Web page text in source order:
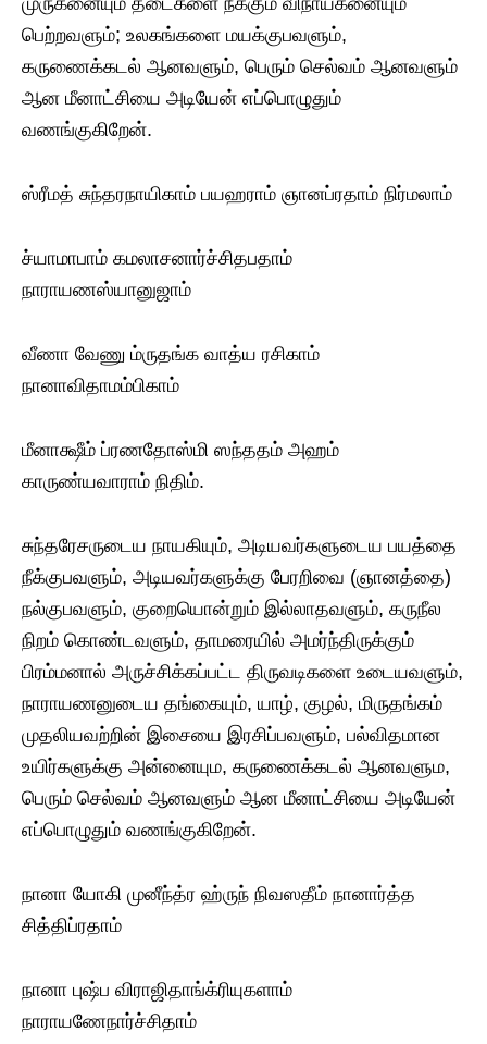
பெற்றவளும்; உலகங்களை மயக்குபவளும்,
கருணைக்கடல் ஆனவளும், பெரும் செல்வம் ஆனவளும்
ஆன மீனாட்சியை அடியேன் எப்பொழுதும்
வணங்குகிறேன்.
ஸ்ரீமத் சுந்தரநாயிகாம் பயஹராம் ஞானப்ரதாம் நிர்மலாம்
ச்யாமாபாம் கமலாசனார்ச்சிதபதாம்
நாராயணஸ்யானுஜாம்
வீணா வேணு ம்ருதங்க வாத்ய ரசிகாம்
நானாவிதாமம்பிகாம்
மீனாக்ஷீம் ப்ரணதோஸ்மி ஸந்ததம் அஹம்
காருண்யவாராம் நிதிம்.
சுந்தரேசருடைய நாயகியும், அடியவர்களுடைய பயத்தை
நீக்குபவளும், அடியவர்களுக்கு பேரறிவை (ஞானத்தை)
நல்குபவளும், குறையொன்றும் இல்லாதவளும், கருநீல
நிறம் கொண்டவளும், தாமரையில் அமர்ந்திருக்கும்
பிரம்மனால் அருச்சிக்கப்பட்ட திருவடிகளை உடையவளும்,
நாராயணனுடைய தங்கையும், யாழ், குழல், மிருதங்கம்
முதலியவற்றின் இசையை இரசிப்பவளும், பல்விதமான
உயிர்களுக்கு அன்னையும, கருணைக்கடல் ஆனவளும,
பெரும் செல்வம் ஆனவளும் ஆன மீனாட்சியை அடியேன்
எப்பொழுதும் வணங்குகிறேன்.
நானா யோகி முனீந்த்ர ஹ்ருந் நிவஸதீம் நானார்த்த
சித்திப்ரதாம்
நானா புஷ்ப விராஜிதாங்க்ரியுகளாம்
நாராயணேநார்ச்சிதாம்